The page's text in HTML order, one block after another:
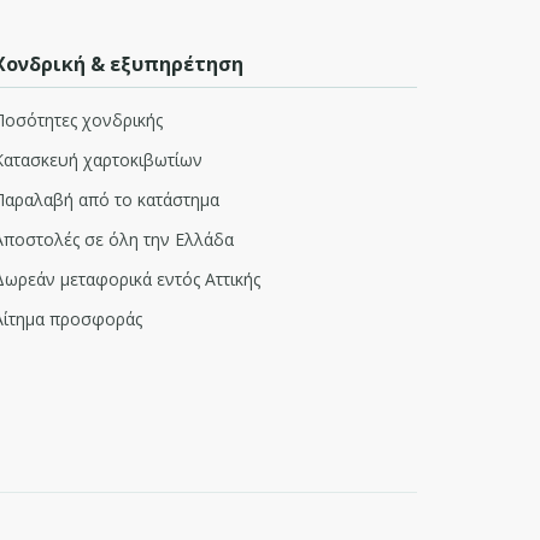
& εξυπηρέτηση
χονδρικής
χαρτοκιβωτίων
από το κατάστημα
σε όλη την Ελλάδα
μεταφορικά εντός Αττικής
προσφοράς